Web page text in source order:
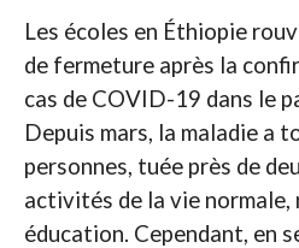
Les écoles en Éthiopie
de fermeture après la
cas de COVID-19 dans le
Depuis mars, la maladie a
personnes, tuée près de
activités de la vie normale,
éducation. Cependant, en